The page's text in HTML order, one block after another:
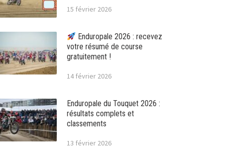
15 février 2026
Enduropale 2026 : recevez
votre résumé de course
gratuitement !
14 février 2026
Enduropale du Touquet 2026 :
résultats complets et
classements
13 février 2026